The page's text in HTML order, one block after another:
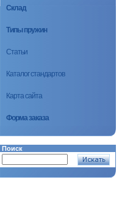
Склад
Типы пружин
Статьи
Каталог стандартов
Карта сайта
Форма заказа
Поиск